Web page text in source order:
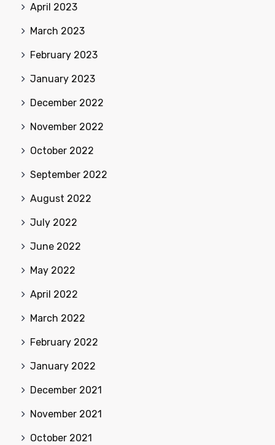
April 2023
March 2023
February 2023
January 2023
December 2022
November 2022
October 2022
September 2022
August 2022
July 2022
June 2022
May 2022
April 2022
March 2022
February 2022
January 2022
December 2021
November 2021
October 2021